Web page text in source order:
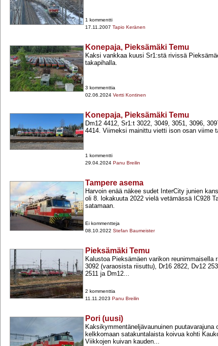
1 kommentti
17.11.2007 Tapio Keränen
Konepaja, Pieksämäki Temu
Kaksi vankkaa kuusi Sr1:stä rivissä
takapihalla.
3 kommenttia
02.06.2024 Vertti Kontinen
Konepaja, Pieksämäki Temu
Dm12 4412, Sr1:t 3022, 3049, 3051, 3096,
4414. Viimeksi mainittu vietti ison osan viime
1 kommentti
29.04.2024 Panu Breilin
Tampere asema
Harvoin enää näkee sudet InterCity junien
oli 8. lokakuuta 2022 vielä vetämässä IC928
satamaan.
Ei kommentteja
08.10.2022 Stefan Baumeister
Pieksämäki Temu
Kalustoa Pieksämäen varikon reunimmaisella
3092 (varaosista riisuttu), Dr16 2822, Dv12
2511 ja Dm12...
2 kommenttia
11.11.2023 Panu Breilin
Pori (uusi)
Kaksikymmentäneljävaunuinen puutavarajuna
kelkkomaan satakuntalaista koivua kohti
Viikkojen kuivan kauden...